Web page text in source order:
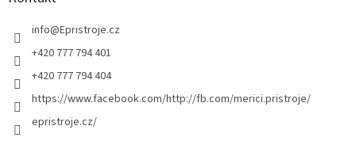
info@Epristroje.cz
+420 777 794 401
+420 777 794 404
https://www.facebook.com/http://fb.com/merici.pristroje/
epristroje.cz/